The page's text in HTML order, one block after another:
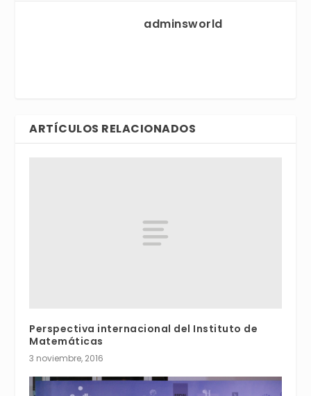
adminsworld
ARTÍCULOS RELACIONADOS
Perspectiva internacional del Instituto de
Matemáticas
3 noviembre, 2016